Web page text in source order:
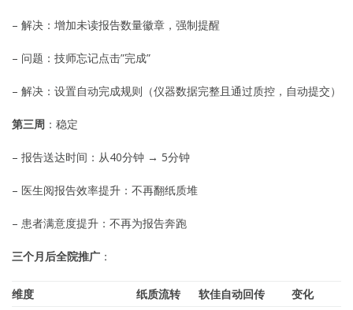
– 解决：增加未读报告数量徽章，强制提醒
– 问题：技师忘记点击”完成”
– 解决：设置自动完成规则（仪器数据完整且通过质控，自动提交）
第三周 ：稳定
– 报告送达时间：从40分钟 → 5分钟
– 医生阅报告效率提升：不再翻纸质堆
– 患者满意度提升：不再为报告奔跑
三个月后全院推广 ：
维度 纸质流转 软佳自动回传
变化